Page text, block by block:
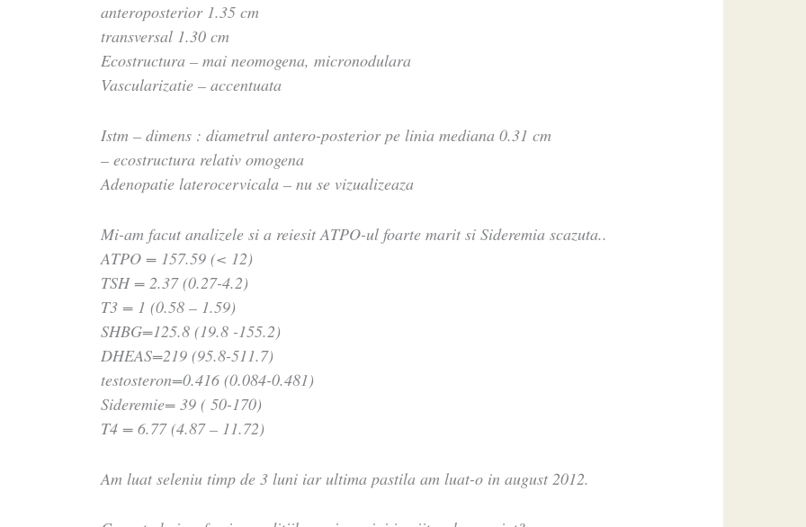
anteroposterior 1.35 cm
transversal 1.30 cm
Ecostructura – mai neomogena, micronodulara
Vascularizatie – accentuata
Istm – dimens : diametrul antero-posterior pe linia mediana 0.31 cm
– ecostructura relativ omogena
Adenopatie laterocervicala – nu se vizualizeaza
Mi-am facut analizele si a reiesit ATPO-ul foarte marit si Sideremia scazuta..
ATPO = 157.59 (< 12)
TSH = 2.37 (0.27-4.2)
T3 = 1 (0.58 – 1.59)
SHBG=125.8 (19.8 -155.2)
DHEAS=219 (95.8-511.7)
testosteron=0.416 (0.084-0.481)
Sideremie= 39 ( 50-170)
T4 = 6.77 (4.87 – 11.72)
Am luat seleniu timp de 3 luni iar ultima pastila am luat-o in august 2012.